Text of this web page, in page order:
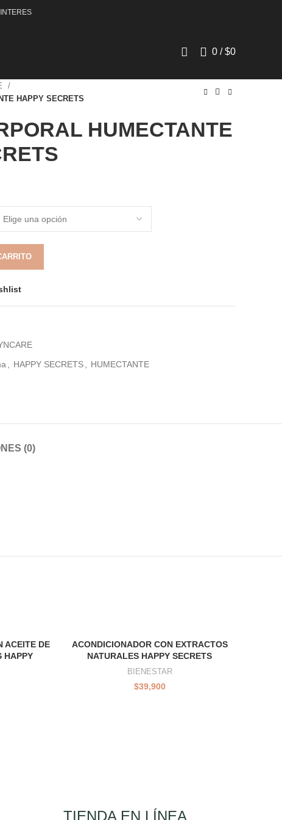
0 / $0
HAPPY SECRETS
HUMECTANTE
HAPPY SECRETS HUMECTANTE
(0)
ACEITE DE
HAPPY
ACONDICIONADOR CON EXTRACTOS
NATURALES HAPPY SECRETS
BIENESTAR
$39,900
TIENDA EN LÍNEA